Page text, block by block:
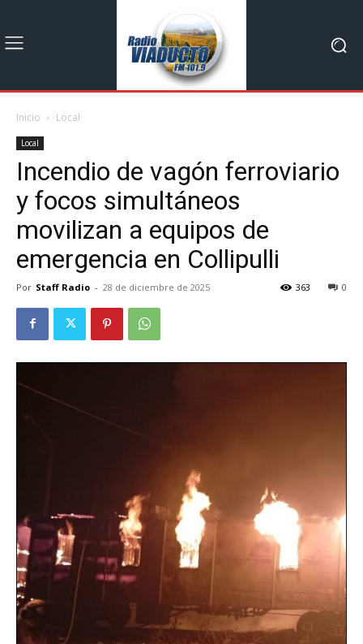
Inicio Local
Local
Incendio de vagón ferroviario
y focos simultáneos
movilizan a equipos de
emergencia en Collipulli
Por Staff Radio - 28 de diciembre de 2025 0
363